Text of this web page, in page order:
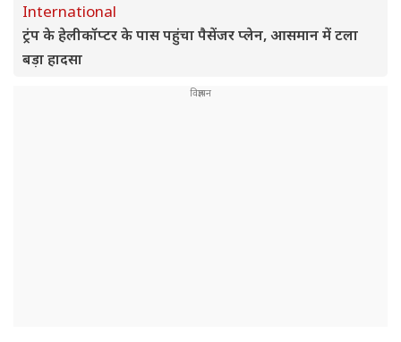
International
ट्रंप के हेलीकॉप्टर के पास पहुंचा पैसेंजर प्लेन, आसमान में टला
बड़ा हादसा